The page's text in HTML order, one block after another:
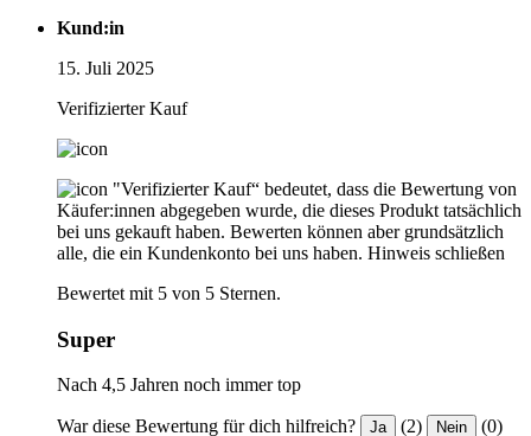
Kund:in
15. Juli 2025
Verifizierter Kauf
"Verifizierter Kauf“ bedeutet, dass die Bewertung von
Käufer:innen abgegeben wurde, die dieses Produkt tatsächlich
bei uns gekauft haben. Bewerten können aber grundsätzlich
alle, die ein Kundenkonto bei uns haben. Hinweis schließen
Bewertet mit 5 von 5 Sternen.
Super
Nach 4,5 Jahren noch immer top
War diese Bewertung für dich hilfreich? Ja (2) Nein (0)